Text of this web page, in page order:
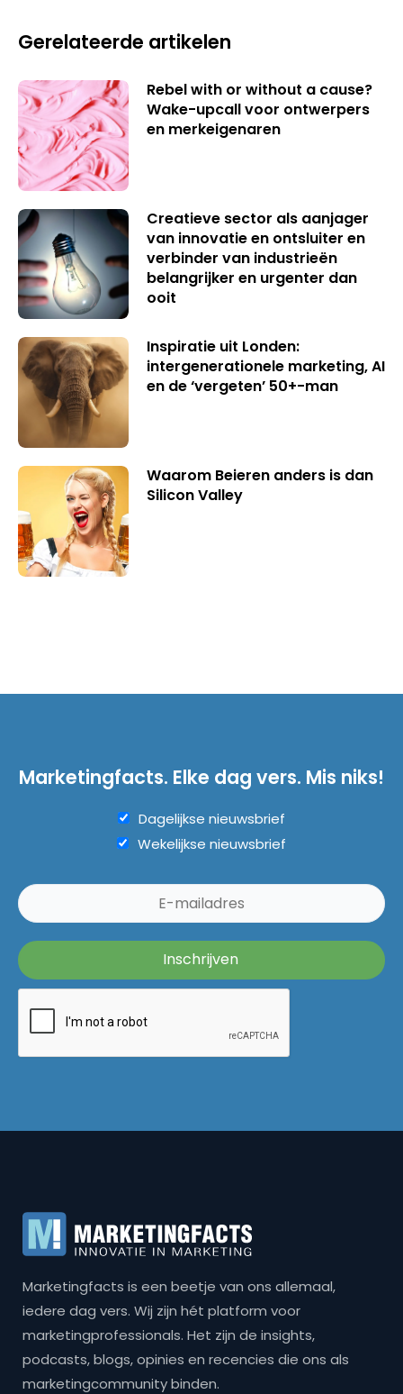
Gerelateerde artikelen
Rebel with or without a cause?
Wake-upcall voor ontwerpers
en merkeigenaren
Creatieve sector als aanjager
van innovatie en ontsluiter en
verbinder van industrieën
belangrijker en urgenter dan
ooit
Inspiratie uit Londen:
intergenerationele marketing, AI
en de ‘vergeten’ 50+-man
Waarom Beieren anders is dan
Silicon Valley
Marketingfacts. Elke dag vers. Mis niks!
Dagelijkse nieuwsbrief
Wekelijkse nieuwsbrief
Marketingfacts is een beetje van ons allemaal,
iedere dag vers. Wij zijn hét platform voor
marketingprofessionals. Het zijn de insights,
podcasts, blogs, opinies en recencies die ons als
marketingcommunity binden.